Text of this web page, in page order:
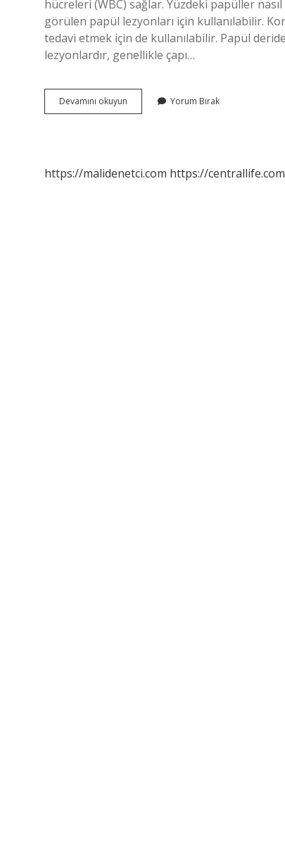
hücreleri (WBC) sağlar. Yüzdeki papüller
görülen papül lezyonları için kullanılabilir.
tedavi etmek için de kullanılabilir. Papül
lezyonlardır, genellikle çapı…
Devamını okuyun
Nasıl
Yorum Bırak
https://malidenetci.com https://